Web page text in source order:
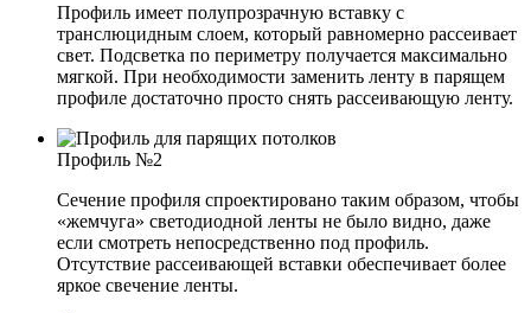
Профиль имеет полупрозрачную вставку с
транслюцидным слоем, который равномерно рассеивает
свет. Подсветка по периметру получается максимально
мягкой. При необходимости заменить ленту в парящем
профиле достаточно просто снять рассеивающую ленту.
Профиль №2
Сечение профиля спроектировано таким образом, чтобы
«жемчуга» светодиодной ленты не было видно, даже
если смотреть непосредственно под профиль.
Отсутствие рассеивающей вставки обеспечивает более
яркое свечение ленты.